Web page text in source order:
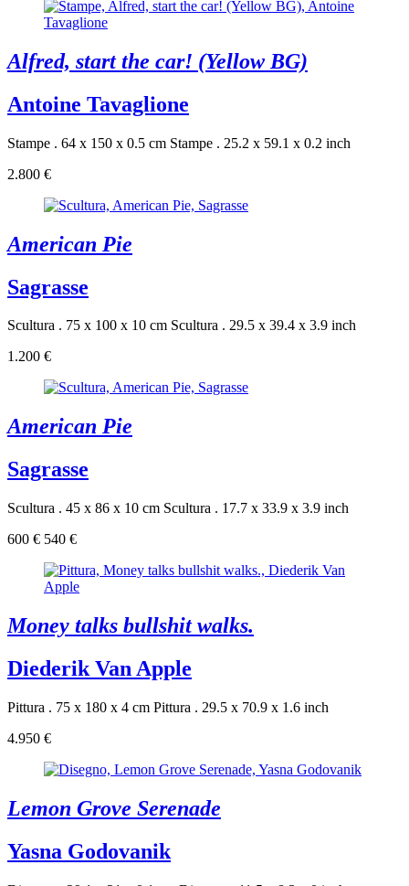
Alfred, start the car! (Yellow BG)
Antoine Tavaglione
Stampe . 64 x 150 x 0.5 cm Stampe . 25.2 x 59.1 x 0.2 inch
2.800 €
American Pie
Sagrasse
Scultura . 75 x 100 x 10 cm Scultura . 29.5 x 39.4 x 3.9 inch
1.200 €
American Pie
Sagrasse
Scultura . 45 x 86 x 10 cm Scultura . 17.7 x 33.9 x 3.9 inch
600 € 540 €
Money talks bullshit walks.
Diederik Van Apple
Pittura . 75 x 180 x 4 cm Pittura . 29.5 x 70.9 x 1.6 inch
4.950 €
Lemon Grove Serenade
Yasna Godovanik